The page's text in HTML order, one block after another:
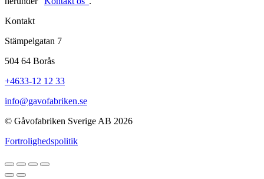
Kontakt
Stämpelgatan 7
504 64 Borås
+4633-12 12 33
info@gavofabriken.se
© Gåvofabriken Sverige AB 2026
Fortrolighedspolitik